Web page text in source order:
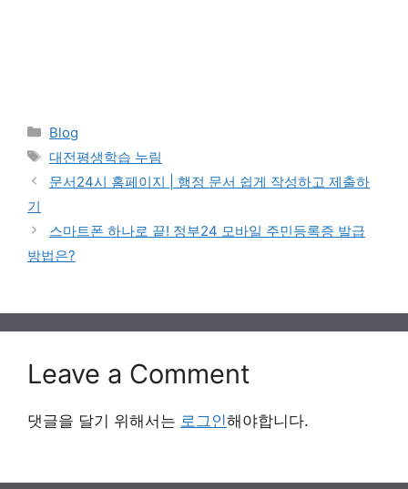
Categories
Blog
Tags
대전평생학습 누림
문서24시 홈페이지 | 행정 문서 쉽게 작성하고 제출하
기
스마트폰 하나로 끝! 정부24 모바일 주민등록증 발급
방법은?
Leave a Comment
댓글을 달기 위해서는 로그인해야합니다.